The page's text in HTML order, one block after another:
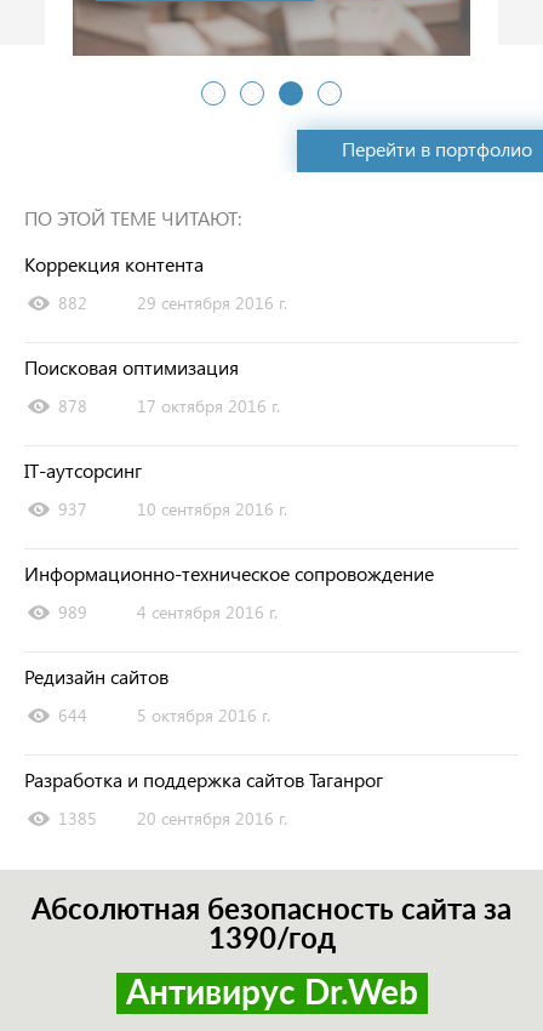
Перейти в портфолио
ПО ЭТОЙ ТЕМЕ ЧИТАЮТ:
Коррекция контента
882 29 сентября 2016 г.
Поисковая оптимизация
878 17 октября 2016 г.
IT-аутсорсинг
937 10 сентября 2016 г.
Информационно-техническое сопровождение
989 4 сентября 2016 г.
Редизайн сайтов
644 5 октября 2016 г.
Разработка и поддержка сайтов Таганрог
1385 20 сентября 2016 г.
Абсолютная безопасность сайта за
1390/год
Антивирус Dr.Web